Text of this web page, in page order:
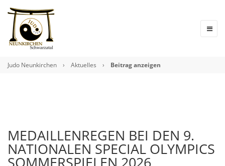
Judo Neunkirchen › Aktuelles › Beitrag anzeigen
MEDAILLENREGEN BEI DEN 9.
NATIONALEN SPECIAL OLYMPICS
SOMMERSPIELEN 2026